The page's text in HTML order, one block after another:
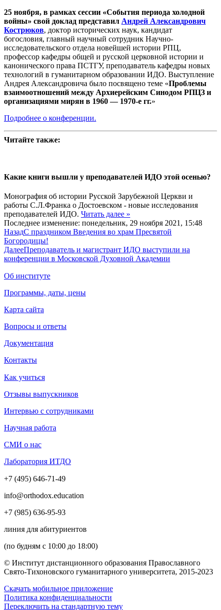
25 ноября, в рамках сессии «События периода холодной
войны» свой доклад представил Андрей Александрович
Кострюков, доктор исторических наук, кандидат
богословия, главный научный сотрудник Научно-
исследовательского отдела новейшей истории РПЦ,
профессор кафедры общей и русской церковной истории и
канонического права ПСТГУ, преподаватель кафедры новых
технологий в гуманитарном образовании ИДО. Выступление
Андрея Александровича было посвящено теме «Проблемы
взаимоотношений между Архиерейским Синодом РПЦЗ и
организациями мирян в 1960 — 1970-е гг.»
Подробнее о конференции.
Читайте также:
Какие книги вышли у преподавателей ИДО этой осенью?
Монография об истории Русской Зарубежной Церкви и
работы С.Л.Франка о Достоевском - новые исследования
преподавателей ИДО. Читать далее »
Последнее изменение: понедельник, 29 ноября 2021, 15:48
НазадС праздником Введения во храм Пресвятой
Богородицы!
ДалееПреподаватель и магистрант ИДО выступили на
конференции в Московской Духовной Академии
Об институте
Программы, даты, цены
Карта сайта
Вопросы и ответы
Документация
Контакты
Как учиться
Отзывы выпускников
Интервью с сотрудниками
Научная работа
СМИ о нас
Лаборатория ИТДО
+7 (495) 646-71-49
info@orthodox.education
+7 (985) 636-95-93
линия для абитуриентов
(по будням с 10:00 до 18:00)
© Институт дистанционного образования Православного
Свято-Тихоновского гуманитарного университета, 2015-2023
Скачать мобильное приложение
Политика конфиденциальности
Переключить на стандартную тему